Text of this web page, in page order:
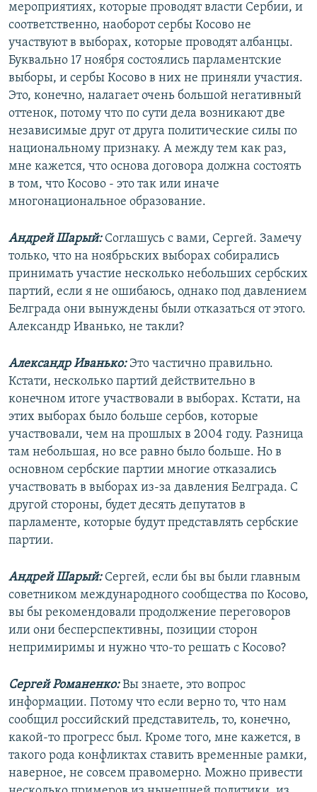
мероприятиях, которые проводят власти Сербии, и
соответственно, наоборот сербы Косово не
участвуют в выборах, которые проводят албанцы.
Буквально 17 ноября состоялись парламентские
выборы, и сербы Косово в них не приняли участия.
Это, конечно, налагает очень большой негативный
оттенок, потому что по сути дела возникают две
независимые друг от друга политические силы по
национальному признаку. А между тем как раз,
мне кажется, что основа договора должна состоять
в том, что Косово - это так или иначе
многонациональное образование.
Андрей Шарый: Соглашусь с вами, Сергей. Замечу
только, что на ноябрьских выборах собирались
принимать участие несколько небольших сербских
партий, если я не ошибаюсь, однако под давлением
Белграда они вынуждены были отказаться от этого.
Александр Иванько, не такли?
Александр Иванько: Это частично правильно.
Кстати, несколько партий действительно в
конечном итоге участвовали в выборах. Кстати, на
этих выборах было больше сербов, которые
участвовали, чем на прошлых в 2004 году. Разница
там небольшая, но все равно было больше. Но в
основном сербские партии многие отказались
участвовать в выборах из-за давления Белграда. С
другой стороны, будет десять депутатов в
парламенте, которые будут представлять сербские
партии.
Андрей Шарый: Сергей, если бы вы были главным
советником международного сообщества по Косово,
вы бы рекомендовали продолжение переговоров
или они бесперспективны, позиции сторон
непримиримы и нужно что-то решать с Косово?
Сергей Романенко:Вы знаете, это вопрос
информации. Потому что если верно то, что нам
сообщил российский представитель, то, конечно,
какой-то прогресс был. Кроме того, мне кажется, в
такого рода конфликтах ставить временные рамки,
наверное, не совсем правомерно. Можно привести